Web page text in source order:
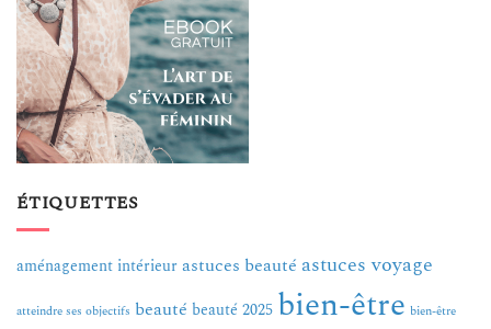
ÉTIQUETTES
aménagement intérieurastuces beauté astuces voyage
atteindre ses objectifs beauté beauté 2025 bien-être bien-être